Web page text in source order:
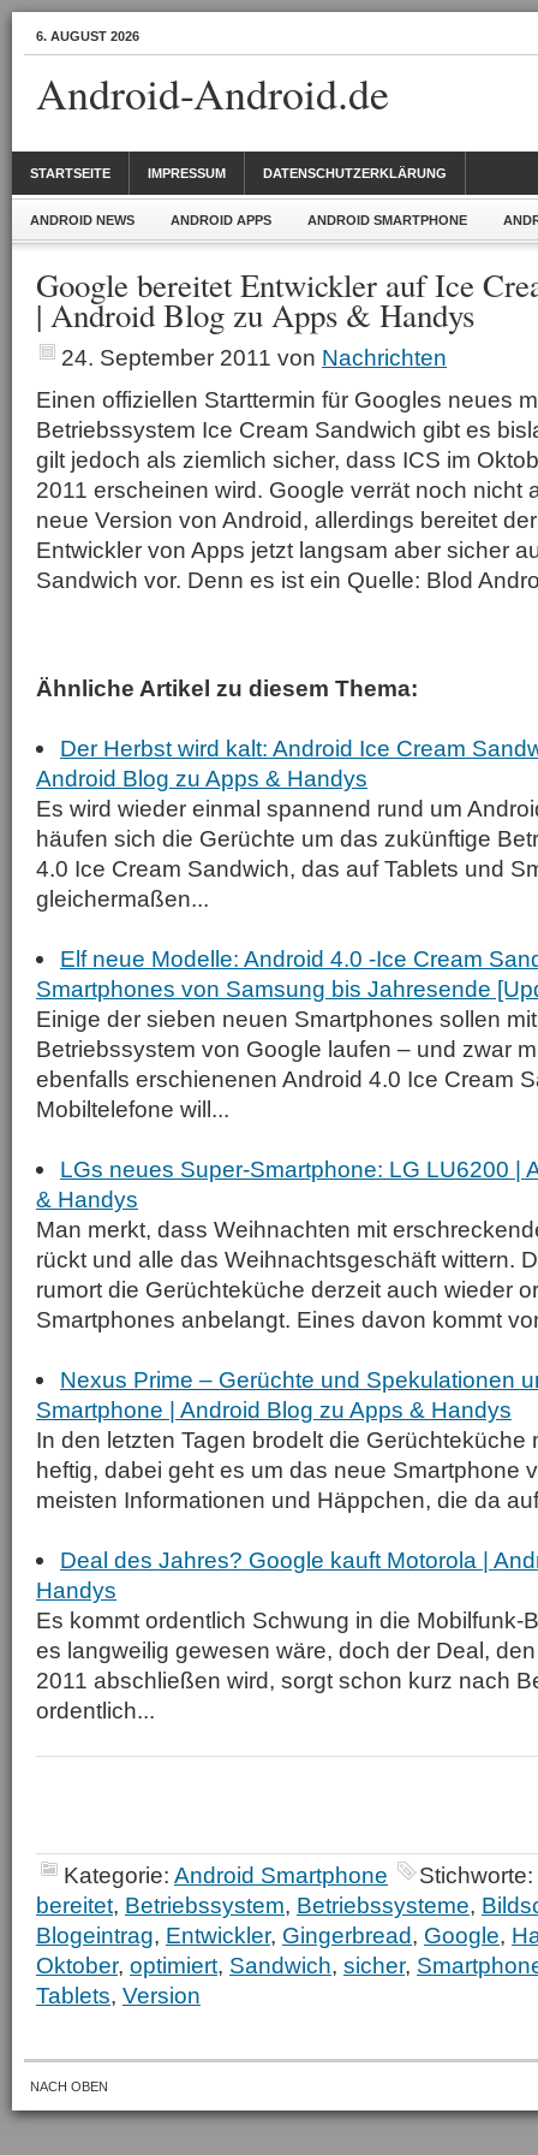
6. AUGUST 2026
Android-Android.de
STARTSEITE IMPRESSUM DATENSCHUTZERKLÄRUNG
ANDROID NEWS ANDROID APPS ANDROID SMARTPHONE
Google bereitet Entwickler auf Ice
| Android Blog zu Apps & Handys
24. September 2011 von Nachrichten
Einen offiziellen Starttermin für Googles neues
Betriebssystem Ice Cream Sandwich gibt es
gilt jedoch als ziemlich sicher, dass ICS im
2011 erscheinen wird. Google verrät noch nicht
neue Version von Android, allerdings bereitet
Entwickler von Apps jetzt langsam aber sicher
Sandwich vor. Denn es ist ein Quelle: Blod
Ähnliche Artikel zu diesem Thema:
Der Herbst wird kalt: Android Ice Cream
Android Blog zu Apps & Handys
Es wird wieder einmal spannend rund um
häufen sich die Gerüchte um das zukünftige
4.0 Ice Cream Sandwich, das auf Tablets und
gleichermaßen...
Elf neue Modelle: Android 4.0 -Ice Cream
Smartphones von Samsung bis Jahresende
Einige der sieben neuen Smartphones sollen
Betriebssystem von Google laufen – und zwar
ebenfalls erschienenen Android 4.0 Ice Cream
Mobiltelefone will...
LGs neues Super-Smartphone: LG LU6200 |
& Handys
Man merkt, dass Weihnachten mit
rückt und alle das Weihnachtsgeschäft wittern.
rumort die Gerüchteküche derzeit auch wieder
Smartphones anbelangt. Eines davon kommt
Nexus Prime – Gerüchte und Spekulationen
Smartphone | Android Blog zu Apps & Handys
In den letzten Tagen brodelt die Gerüchteküche
heftig, dabei geht es um das neue Smartphone
meisten Informationen und Häppchen, die da
Deal des Jahres? Google kauft Motorola |
Handys
Es kommt ordentlich Schwung in die Mobilfunk-
es langweilig gewesen wäre, doch der Deal,
2011 abschließen wird, sorgt schon kurz nach
ordentlich...
Kategorie: Android Smartphone
Stichworte:
bereitet, Betriebssystem, Betriebssysteme,
Blogeintrag, Entwickler, Gingerbread, Google,
Oktober, optimiert, Sandwich, sicher,
Tablets, Version
NACH OBEN